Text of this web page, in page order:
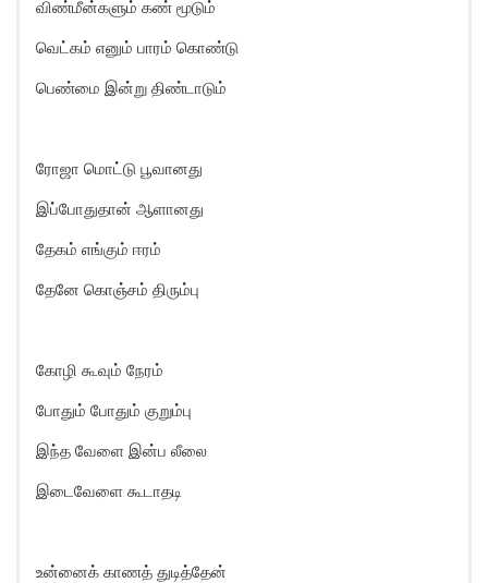
விண்மீன்களும் கண் மூடும்
வெட்கம் எனும் பாரம் கொண்டு
பெண்மை இன்று திண்டாடும்
ரோஜா மொட்டு பூவானது
இப்போதுதான் ஆளானது
தேகம் எங்கும் ஈரம்
தேனே கொஞ்சம் திரும்பு
கோழி கூவும் நேரம்
போதும் போதும் குறும்பு
இந்த வேளை இன்ப லீலை
இடைவேளை கூடாதடி
உன்னைக் காணத் துடித்தேன்